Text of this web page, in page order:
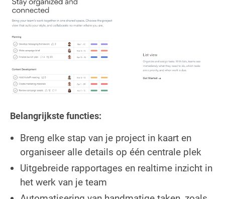
Belangrijkste functies:
Breng elke stap van je project in kaart en
organiseer alle details op één centrale plek
Uitgebreide rapportages en realtime inzicht in
het werk van je team